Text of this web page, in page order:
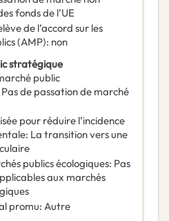
fonds de l’UE
de l’accord sur les
(AMP): non
stratégique
public
Pas de passation de marché
pour réduire l’incidence
: La transition vers une
publics écologiques: Pas
aux marchés
promu: Autre